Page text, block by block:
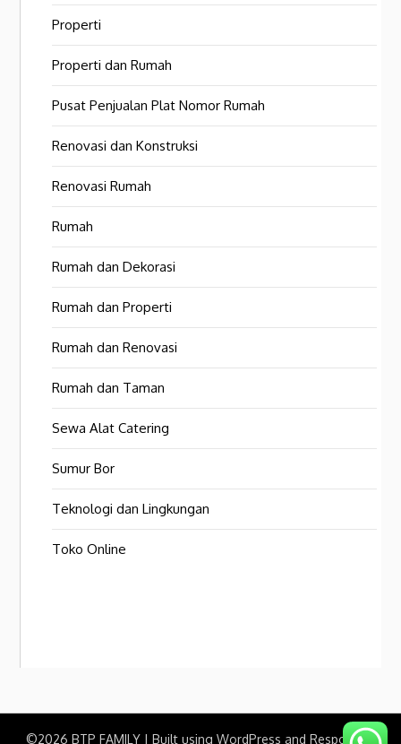
Properti
Properti dan Rumah
Pusat Penjualan Plat Nomor Rumah
Renovasi dan Konstruksi
Renovasi Rumah
Rumah
Rumah dan Dekorasi
Rumah dan Properti
Rumah dan Renovasi
Rumah dan Taman
Sewa Alat Catering
Sumur Bor
Teknologi dan Lingkungan
Toko Online
©2026 BTP FAMILY | Built using WordPress and Responsive